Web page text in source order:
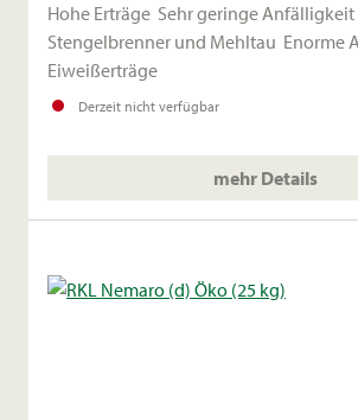
Hohe Erträge Sehr geringe
Stengelbrenner und Mehltau Enorme
Eiweißerträge
Derzeit nicht verfügbar
mehr Details